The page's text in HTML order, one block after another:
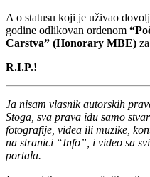
A o statusu koji je uživao
godine odlikovan ordenom
Carstva” (Honorary MBE)
R.I.P.!
Ja nisam vlasnik autorskih
Stoga, sva prava idu samo
fotografije, videa ili muzike,
na stranici “Info”, i video sa
portala.